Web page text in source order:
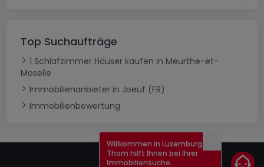
Top Suchaufträge
1 Schlafzimmer Häuser kaufen in Meurthe-et-
Moselle
Immobilienanbieter in Joeuf (FR)
Immobilienbewertung
Schließen
Willkommen in Luxemburg!
Thom hilft Ihnen bei Ihrer
Immobiliensuche.